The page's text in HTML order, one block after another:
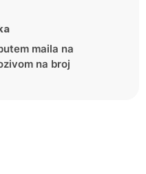
maila na
na broj